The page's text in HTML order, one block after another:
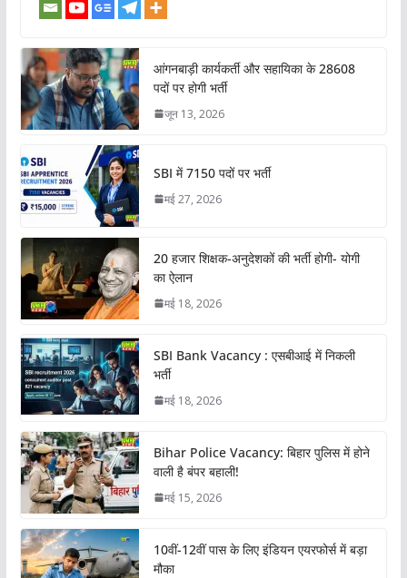
आंगनबाड़ी कार्यकर्ती और सहायिका के 28608
पदों पर होगी भर्ती
जून 13, 2026
SBI में 7150 पदों पर भर्ती
मई 27, 2026
20 हजार शिक्षक-अनुदेशकों की भर्ती होगी- योगी
का ऐलान
मई 18, 2026
SBI Bank Vacancy : एसबीआई में निकली
भर्ती
मई 18, 2026
Bihar Police Vacancy: बिहार पुलिस में होने
वाली है बंपर बहाली!
मई 15, 2026
10वीं-12वीं पास के लिए इंडियन एयरफोर्स में बड़ा
मौका